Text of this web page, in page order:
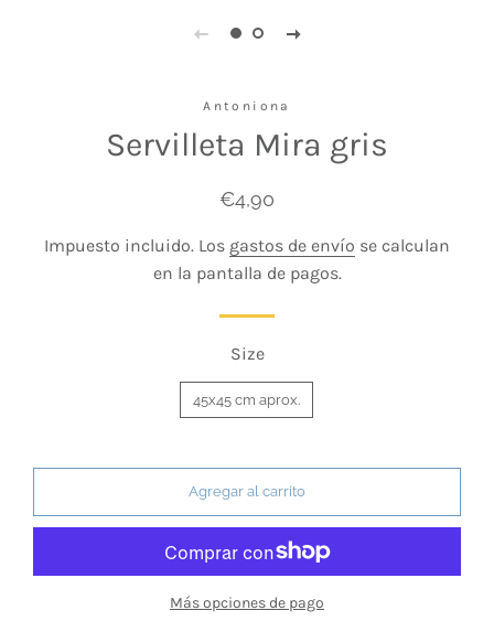
Antoniona
Servilleta Mira gris
Precio
Precio
venta
€4,90
Impuesto incluido. Los gastos de envío se calculan
en la pantalla de pagos.
Size
45x45 cm aprox.
Agregar al carrito
Más opciones de pago